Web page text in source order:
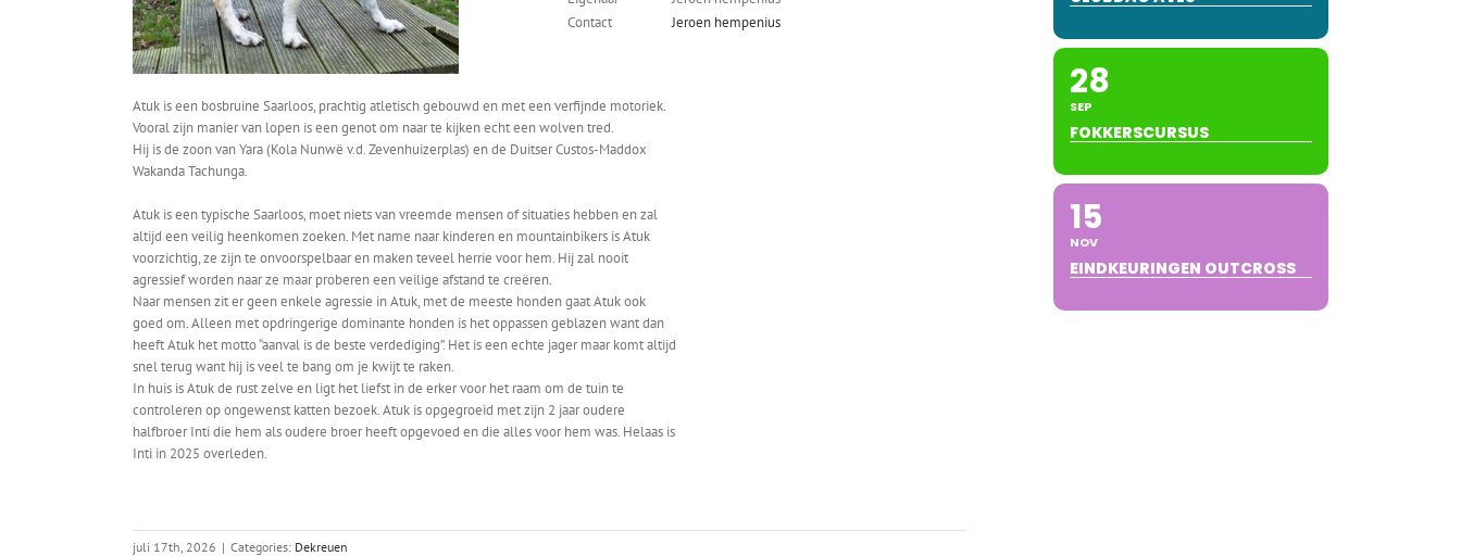
Contact
Jeroen hempenius
Atuk is een bosbruine Saarloos, prachtig atletisch gebouwd en met een verfijnde motoriek.
Vooral zijn manier van lopen is een genot om naar te kijken echt een wolven tred.
Hij is de zoon van Yara (Kola Nunwë v.d. Zevenhuizerplas) en de Duitser Custos-Maddox
Wakanda Tachunga.
Atuk is een typische Saarloos, moet niets van vreemde mensen of situaties hebben en zal
altijd een veilig heenkomen zoeken. Met name naar kinderen en mountainbikers is Atuk
voorzichtig, ze zijn te onvoorspelbaar en maken teveel herrie voor hem. Hij zal nooit
agressief worden naar ze maar proberen een veilige afstand te creëren.
Naar mensen zit er geen enkele agressie in Atuk, met de meeste honden gaat Atuk ook
goed om. Alleen met opdringerige dominante honden is het oppassen geblazen want dan
heeft Atuk het motto “aanval is de beste verdediging”. Het is een echte jager maar komt altijd
snel terug want hij is veel te bang om je kwijt te raken.
In huis is Atuk de rust zelve en ligt het liefst in de erker voor het raam om de tuin te
controleren op ongewenst katten bezoek. Atuk is opgegroeid met zijn 2 jaar oudere
halfbroer Inti die hem als oudere broer heeft opgevoed en die alles voor hem was. Helaas is
Inti in 2025 overleden.
juli 17th, 2026 | Categories: Dekreuen
28
SEP
FOKKERSCURSUS
15
NOV
EINDKEURINGEN OUTCROSS